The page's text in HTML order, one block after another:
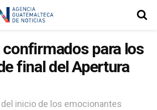
para los
final del Apertura
inicio de los emocionantes